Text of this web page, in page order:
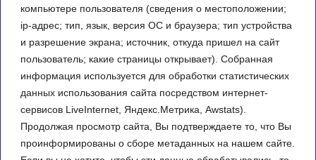
компьютере пользователя (сведения о местоположении;
ip-адрес; тип, язык, версия ОС и браузера; тип устройства
и разрешение экрана; источник, откуда пришел на сайт
пользователь; какие страницы открывает). Собранная
информация используется для обработки статистических
данных использования сайта посредством интернет-
сервисов LiveInternet, Яндекс.Метрика, Awstats).
Продолжая просмотр сайта, Вы подтверждаете то, что Вы
проинформированы о сборе метаданных на нашем сайте.